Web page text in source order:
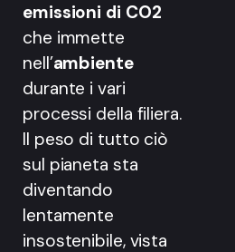
emissioni di CO2
che immette
nell’ambiente
durante i vari
processi della filiera.
Il peso di tutto ciò
sul pianeta sta
diventando
lentamente
insostenibile, vista